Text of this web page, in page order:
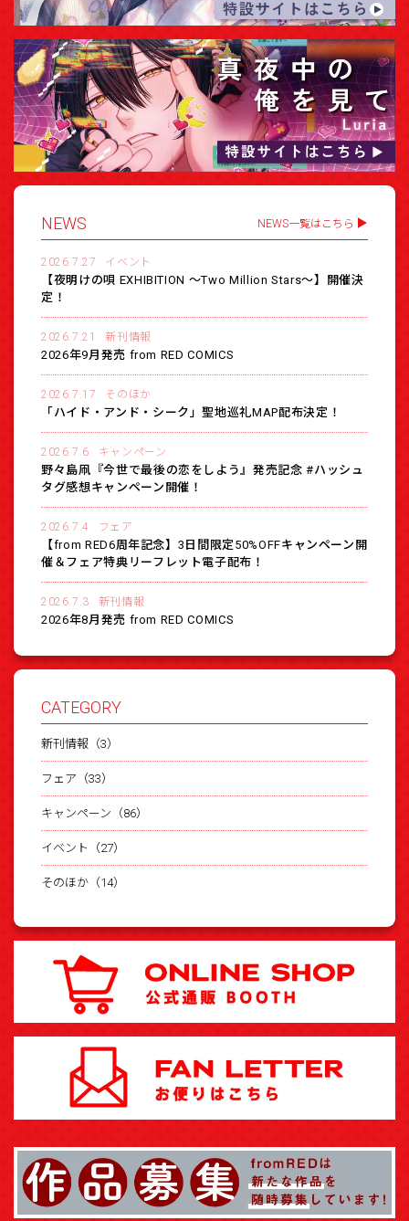
NEWS NEWS一覧はこちら
2026.7.27 イベント
【夜明けの唄 EXHIBITION 〜Two Million Stars〜】開催決
定！
2026.7.21 新刊情報
2026年9月発売 from RED COMICS
2026.7.17 そのほか
「ハイド・アンド・シーク」聖地巡礼MAP配布決定！
2026.7.6 キャンペーン
野々島凧『今世で最後の恋をしよう』発売記念 #ハッシュ
タグ感想キャンペーン開催！
2026.7.4 フェア
【from RED6周年記念】3日間限定50%OFFキャンペーン開
催＆フェア特典リーフレット電子配布！
2026.7.3 新刊情報
2026年8月発売 from RED COMICS
CATEGORY
新刊情報（3）
フェア（33）
キャンペーン（86）
イベント（27）
そのほか（14）